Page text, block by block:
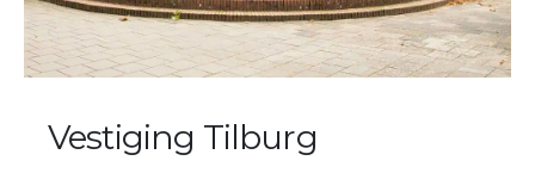
Vestiging Tilburg